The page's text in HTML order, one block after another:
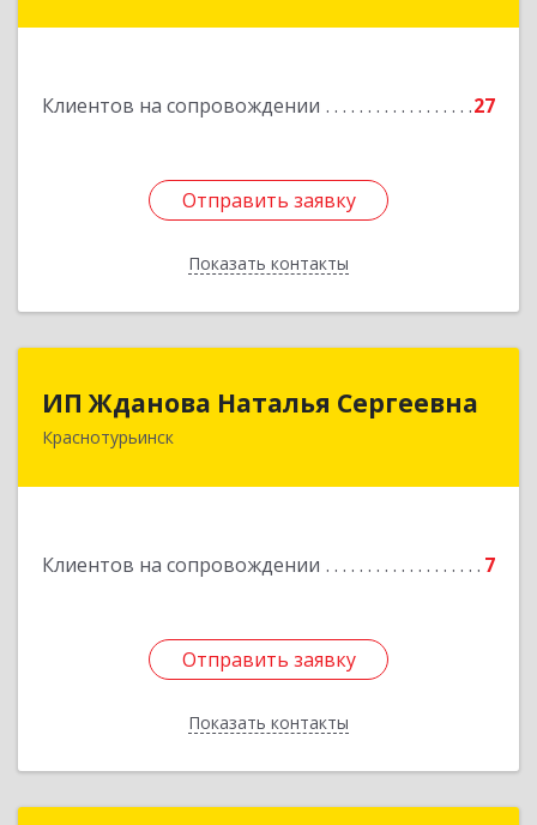
Клиентов на сопровождении 27
Отправить заявку
Показать контакты
Отправить заявку
Назад
ИП Жданова Наталья Сергеевна
Краснотурьинск
Клиентов на сопровождении 7
Отправить заявку
Показать контакты
Отправить заявку
Назад